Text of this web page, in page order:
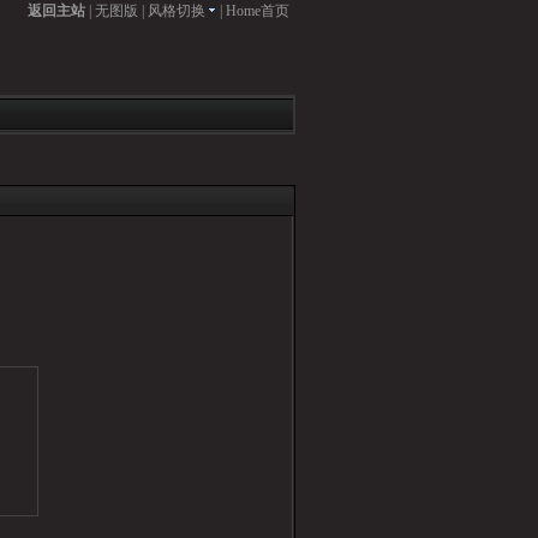
返回主站 无图版 风格切换 Home首页